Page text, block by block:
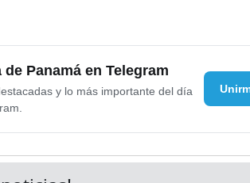
Panamá en Telegram
y lo más importante del día